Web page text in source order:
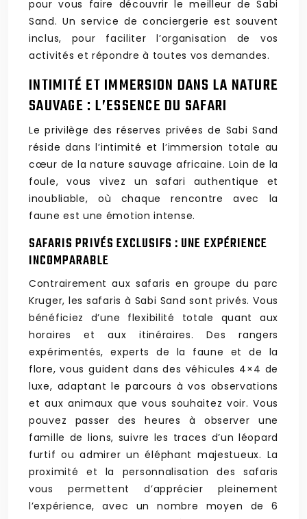
pour vous faire découvrir le meilleur de Sabi
Sand. Un service de conciergerie est souvent
inclus, pour faciliter l’organisation de vos
activités et répondre à toutes vos demandes.
INTIMITÉ ET IMMERSION DANS LA NATURE
SAUVAGE : L’ESSENCE DU SAFARI
Le privilège des réserves privées de Sabi Sand
réside dans l’intimité et l’immersion totale au
cœur de la nature sauvage africaine. Loin de la
foule, vous vivez un safari authentique et
inoubliable, où chaque rencontre avec la
faune est une émotion intense.
SAFARIS PRIVÉS EXCLUSIFS : UNE EXPÉRIENCE
INCOMPARABLE
Contrairement aux safaris en groupe du parc
Kruger, les safaris à Sabi Sand sont privés. Vous
bénéficiez d’une flexibilité totale quant aux
horaires et aux itinéraires. Des rangers
expérimentés, experts de la faune et de la
flore, vous guident dans des véhicules 4×4 de
luxe, adaptant le parcours à vos observations
et aux animaux que vous souhaitez voir. Vous
pouvez passer des heures à observer une
famille de lions, suivre les traces d’un léopard
furtif ou admirer un éléphant majestueux. La
proximité et la personnalisation des safaris
vous permettent d’apprécier pleinement
l’expérience, avec un nombre moyen de 6